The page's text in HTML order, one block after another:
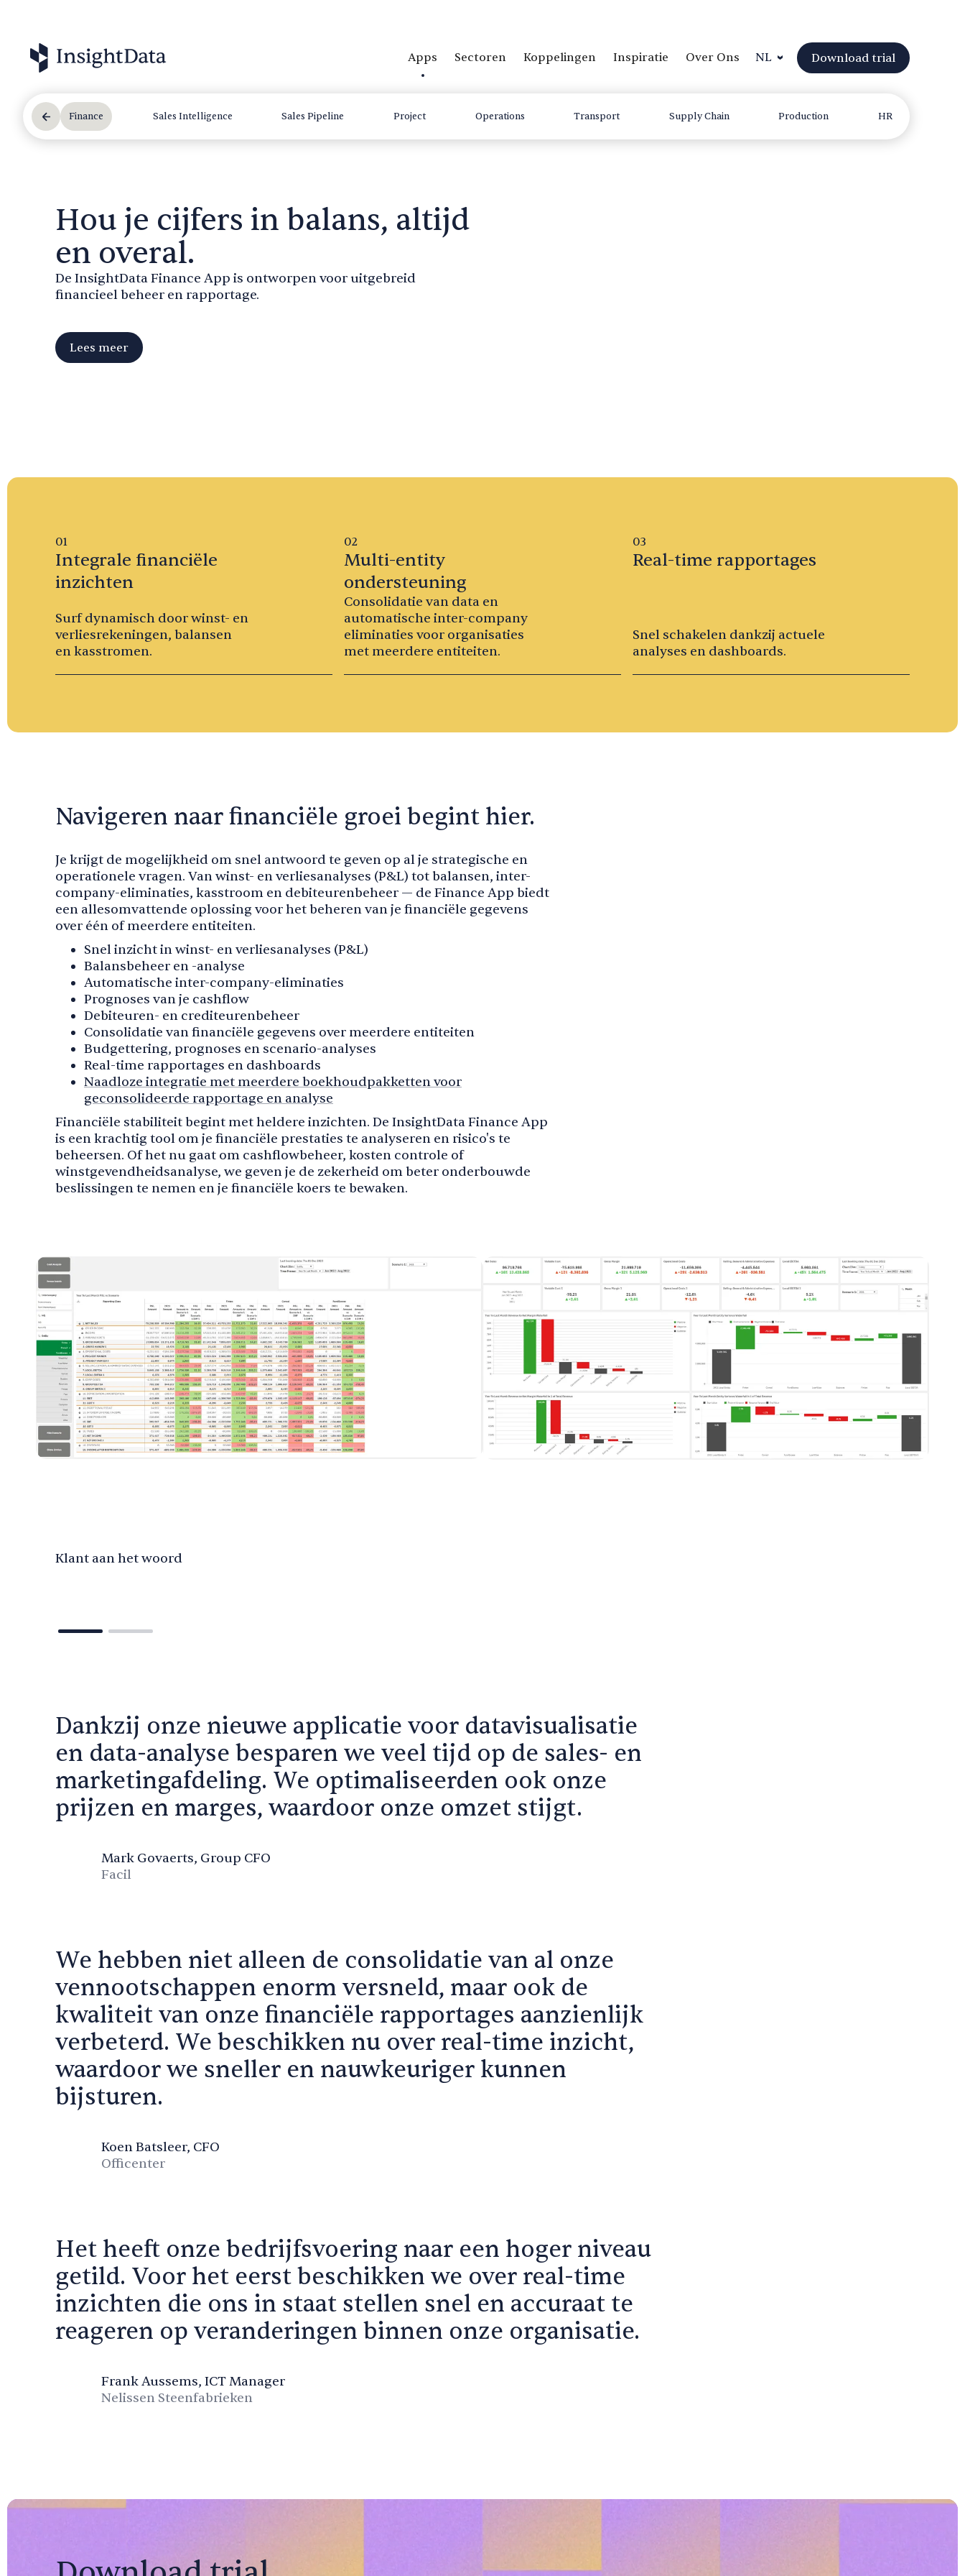
Apps Sectoren Koppelingen Inspiratie Over Ons NL Download trial
Finance Sales Intelligence Sales Pipeline Project Operations Transport Supply Chain Production HR
Hou je cijfers in balans, altijd
en overal.
De InsightData Finance App is ontworpen voor uitgebreid
financieel beheer en rapportage.
Lees meer
01
Integrale financiële
inzichten
Surf dynamisch door winst- en
verliesrekeningen, balansen
en kasstromen.
02
Multi-entity
ondersteuning
Consolidatie van data en
automatische inter-company
eliminaties voor organisaties
met meerdere entiteiten.
03
Real-time rapportages
Snel schakelen dankzij actuele
analyses en dashboards.
Navigeren naar financiële groei begint hier.
Je krijgt de mogelijkheid om snel antwoord te geven op al je strategische en
operationele vragen. Van winst- en verliesanalyses (P&L) tot balansen, inter-
company-eliminaties, kasstroom en debiteurenbeheer — de Finance App biedt
een allesomvattende oplossing voor het beheren van je financiële gegevens
over één of meerdere entiteiten.
Snel inzicht in winst- en verliesanalyses (P&L)
Balansbeheer en -analyse
Automatische inter-company-eliminaties
Prognoses van je cashflow
Debiteuren- en crediteurenbeheer
Consolidatie van financiële gegevens over meerdere entiteiten
Budgettering, prognoses en scenario-analyses
Real-time rapportages en dashboards
Naadloze integratie met meerdere boekhoudpakketten voor
geconsolideerde rapportage en analyse
Financiële stabiliteit begint met heldere inzichten. De InsightData Finance App
is een krachtig tool om je financiële prestaties te analyseren en risico's te
beheersen. Of het nu gaat om cashflowbeheer, kosten controle of
winstgevendheidsanalyse, we geven je de zekerheid om beter onderbouwde
beslissingen te nemen en je financiële koers te bewaken.
Klant aan het woord
Dankzij onze nieuwe applicatie voor datavisualisatie
en data-analyse besparen we veel tijd op de sales- en
marketingafdeling. We optimaliseerden ook onze
prijzen en marges, waardoor onze omzet stijgt.
Mark Govaerts, Group CFO
Facil
We hebben niet alleen de consolidatie van al onze
vennootschappen enorm versneld, maar ook de
kwaliteit van onze financiële rapportages aanzienlijk
verbeterd. We beschikken nu over real-time inzicht,
waardoor we sneller en nauwkeuriger kunnen
bijsturen.
Koen Batsleer, CFO
Officenter
Het heeft onze bedrijfsvoering naar een hoger niveau
getild. Voor het eerst beschikken we over real-time
inzichten die ons in staat stellen snel en accuraat te
reageren op veranderingen binnen onze organisatie.
Frank Aussems, ICT Manager
Nelissen Steenfabrieken